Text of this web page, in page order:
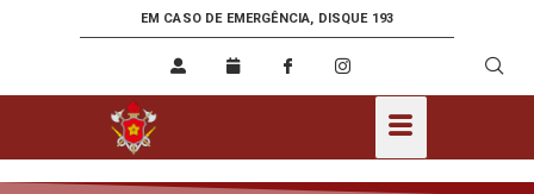
EM CASO DE EMERGÊNCIA, DISQUE 193